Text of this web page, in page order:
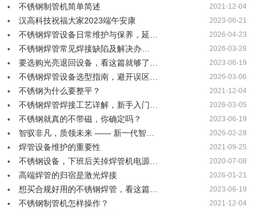
不锈钢制管机简单简述 2021-12-04
汉高科技祝福大家2023端午安康 2023-06-21
不锈钢焊管设备日常维护与保养，延… 2026-04-23
不锈钢焊管常见焊接缺陷及解决办… 2026-03-28
要选购光亮退回设备，看这篇就够了… 2023-06-19
不锈钢焊管设备选型指南，避开误区… 2026-03-06
不锈钢为什么要整平？ 2021-12-04
不锈钢焊管焊接工艺详解，新手入门… 2026-03-05
不锈钢就真的不带磁，你确定吗？ 2023-06-19
智驭非凡，质领未来 —— 新一代智… 2026-02-28
焊管设备维护的重要性 2021-09-25
不锈钢设备，下班后关掉焊管机电源… 2020-07-08
高端焊管的归宿是激光焊接 2026-01-21
想买合规好用的不锈钢焊管，看这篇… 2023-06-19
不锈钢制管机怎样操作？ 2021-12-04